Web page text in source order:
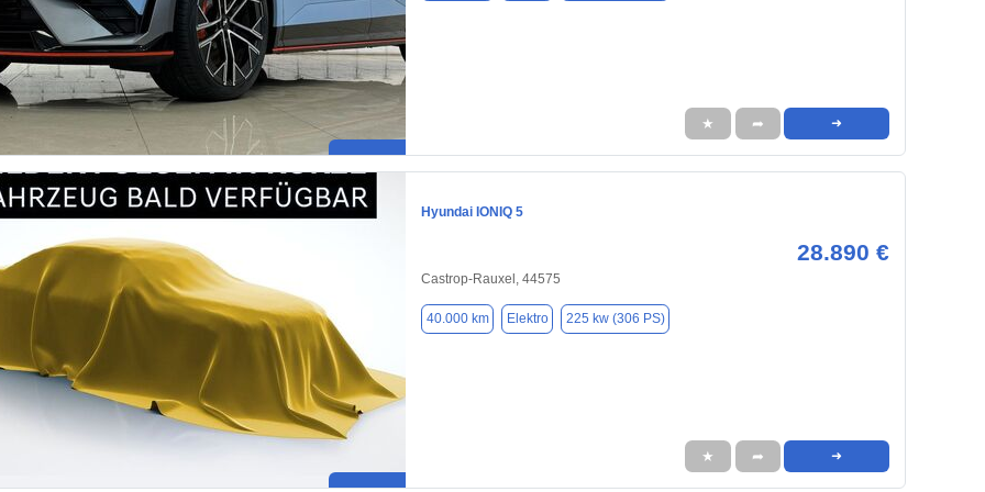
★ ➦ ➜
Hyundai IONIQ 5
28.890 €
Castrop-Rauxel, 44575
40.000 km Elektro 225 kw (306 PS)
★ ➦ ➜